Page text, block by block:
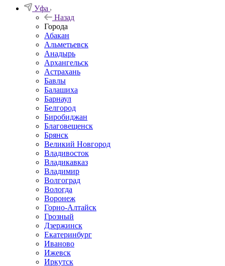
Уфа
Назад
Города
Абакан
Альметьевск
Анадырь
Архангельск
Астрахань
Бавлы
Балашиха
Барнаул
Белгород
Биробиджан
Благовещенск
Брянск
Великий Новгород
Владивосток
Владикавказ
Владимир
Волгоград
Вологда
Воронеж
Горно-Алтайск
Грозный
Дзержинск
Екатеринбург
Иваново
Ижевск
Иркутск